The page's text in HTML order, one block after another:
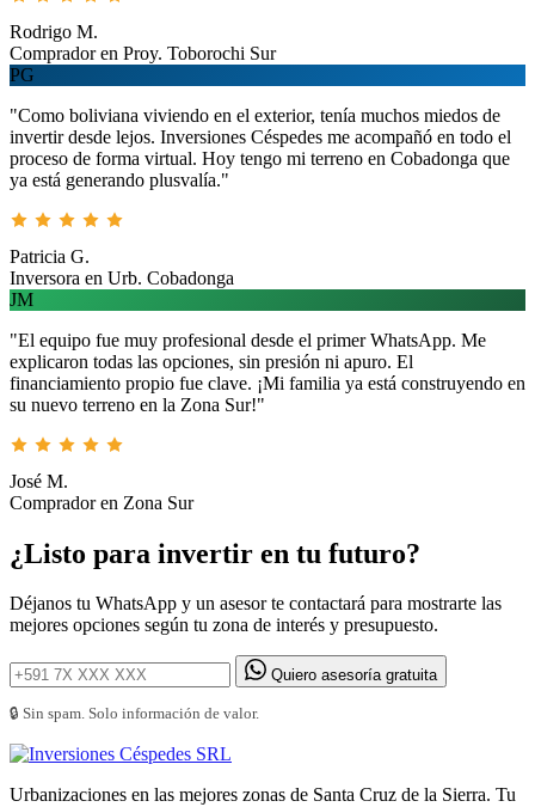
Rodrigo M.
Comprador en Proy. Toborochi Sur
PG
"Como boliviana viviendo en el exterior, tenía muchos miedos de
invertir desde lejos. Inversiones Céspedes me acompañó en todo el
proceso de forma virtual. Hoy tengo mi terreno en Cobadonga que
ya está generando plusvalía."
Patricia G.
Inversora en Urb. Cobadonga
JM
"El equipo fue muy profesional desde el primer WhatsApp. Me
explicaron todas las opciones, sin presión ni apuro. El
financiamiento propio fue clave. ¡Mi familia ya está construyendo en
su nuevo terreno en la Zona Sur!"
José M.
Comprador en Zona Sur
¿Listo para invertir en tu futuro?
Déjanos tu WhatsApp y un asesor te contactará para mostrarte las
mejores opciones según tu zona de interés y presupuesto.
Quiero asesoría gratuita
🔒 Sin spam. Solo información de valor.
Urbanizaciones en las mejores zonas de Santa Cruz de la Sierra. Tu